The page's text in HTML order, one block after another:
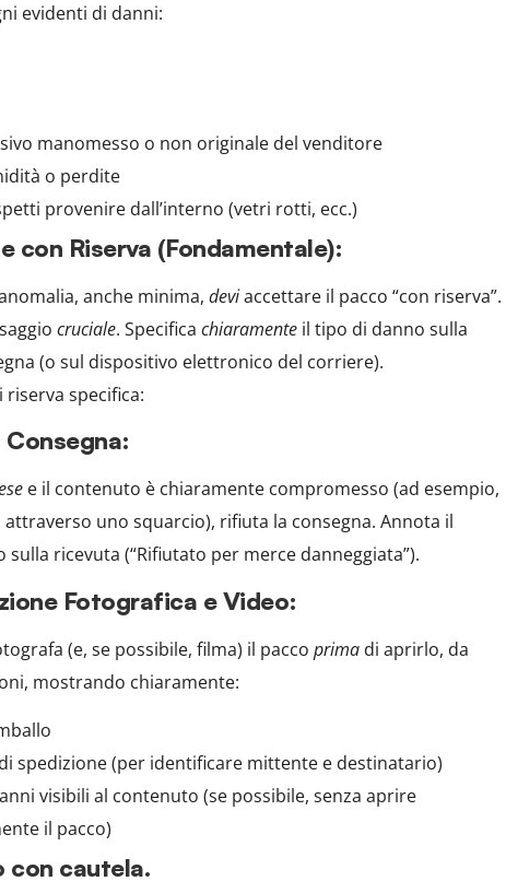
evidenti di danni:
manomesso o non originale del venditore
o perdite
provenire dall’interno (vetri rotti, ecc.)
con Riserva (Fondamentale):
anche minima,deviaccettare il pacco “con riserva”.
cruciale. Specificachiaramente il tipo di danno sulla
(o sul dispositivo elettronico del corriere).
riserva specifica:
e il contenuto è chiaramente compromesso (ad esempio,
uno squarcio), rifiuta la consegna. Annota il
ricevuta (“Rifiutato per merce danneggiata”).
Fotografica e Video:
(e, se possibile, filma) il paccoprima di aprirlo, da
mostrando chiaramente:
spedizione (per identificare mittente e destinatario)
visibili al contenuto (se possibile, senza aprire
il pacco)
con cautela.